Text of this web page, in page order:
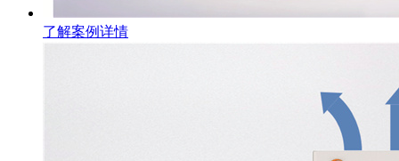
了解案例详情